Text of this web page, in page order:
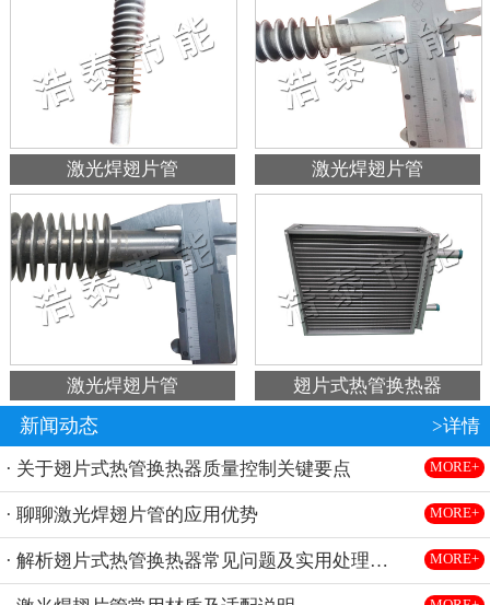
激光焊翅片管 激光焊翅片管
激光焊翅片管 翅片式热管换热器
新闻动态 >详情
· 关于翅片式热管换热器质量控制关键要点 MORE+
· 聊聊激光焊翅片管的应用优势 MORE+
· 解析翅片式热管换热器常见问题及实用处理方法 MORE+